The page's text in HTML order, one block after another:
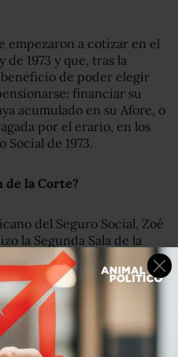
empezaron a cotizar en el
de 1973 y que, tras la
beneficio de poder elegir
financiar su
acumulado en su Afore, o
por el erario, en los
Social de 1973.
de la Corte?
del Seguro Social, Zoé
la Segunda Sala de la
posiblemente por algún
al quejoso.
para sus juzgados, no para
social.